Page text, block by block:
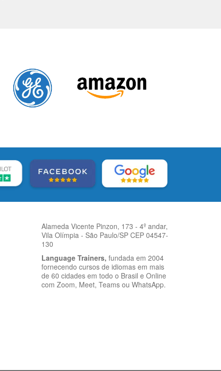
Alameda Vicente Pinzon, 173 - 4º andar,
Vila Olímpia - São Paulo/SP CEP 04547-
130
Language Trainers, fundada em 2004
fornecendo cursos de idiomas em mais
de 60 cidades em todo o Brasil e Online
com Zoom, Meet, Teams ou WhatsApp.